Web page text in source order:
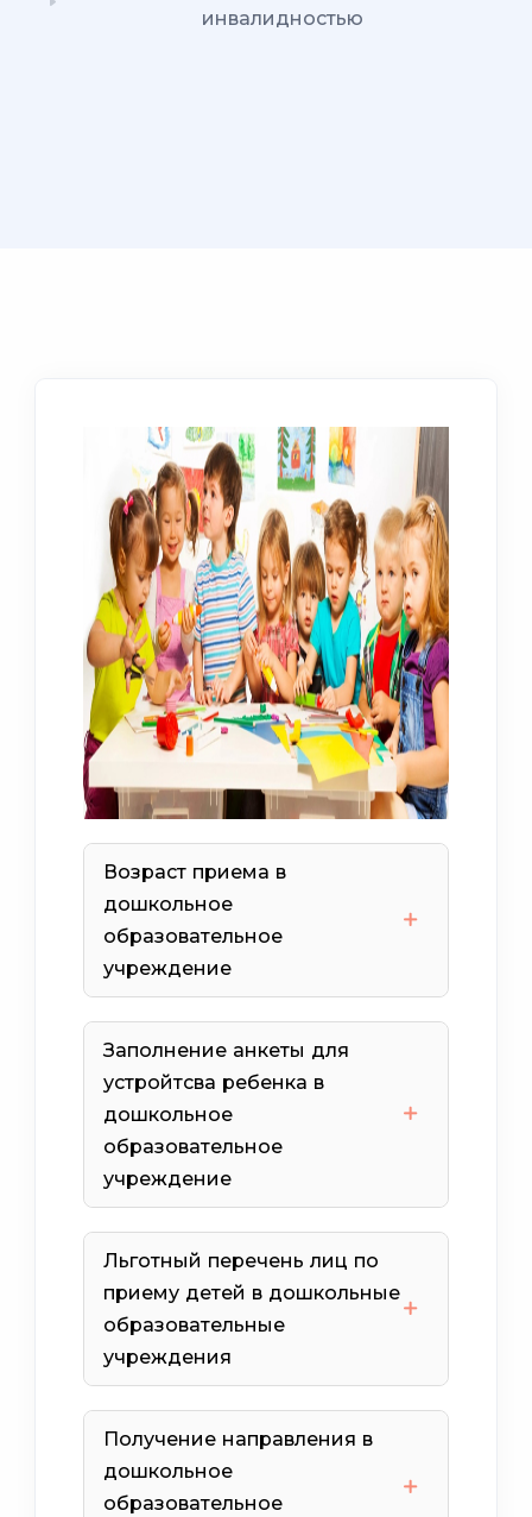
инвалидностью
Возраст приема в
дошкольное
образовательное
учреждение
1 апреля 2022 года
разрешено
Заполнение анкеты для
устройтсва ребенка в
дошкольное
образовательное
учреждение
родителями или лицами, их
Льготный перечень лиц по
приему детей в дошкольные
образовательные
учреждения
Получение направления в
дошкольное
образовательное